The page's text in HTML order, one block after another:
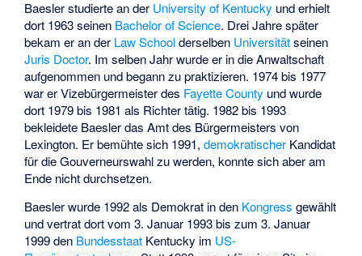
Baesler studierte an der University of Kentucky und erhielt
dort 1963 seinen Bachelor of Science. Drei Jahre später
bekam er an der Law Schoolderselben Universitätseinen
Juris Doctor. Im selben Jahr wurde er in die Anwaltschaft
aufgenommen und begann zu praktizieren. 1974 bis 1977
war er Vizebürgermeister des Fayette County und wurde
dort 1979 bis 1981 als Richter tätig. 1982 bis 1993
bekleidete Baesler das Amt des Bürgermeisters von
Lexington. Er bemühte sich 1991,demokratischer Kandidat
für die Gouverneurswahl zu werden, konnte sich aber am
Ende nicht durchsetzen.
Baesler wurde 1992 als Demokrat in den Kongress gewählt
und vertrat dort vom 3. Januar 1993 bis zum 3. Januar
1999 den Bundesstaat Kentucky im US-